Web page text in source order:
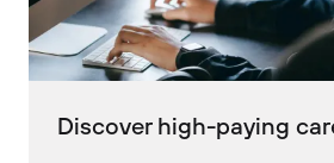
Discover high-paying